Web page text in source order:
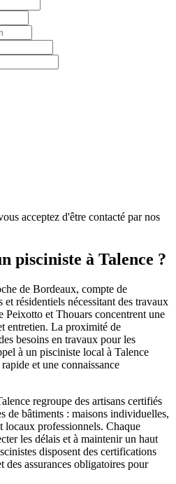
acceptez d'être contacté par nos
pisciniste à Talence ?
de Bordeaux, compte de
résidentiels nécessitant des travaux
Peixotto et Thouars concentrent une
entretien. La proximité de
besoins en travaux pour les
à un pisciniste local à Talence
et une connaissance
regroupe des artisans certifiés
de bâtiments : maisons individuelles,
locaux professionnels. Chaque
les délais et à maintenir un haut
disposent des certifications
des assurances obligatoires pour